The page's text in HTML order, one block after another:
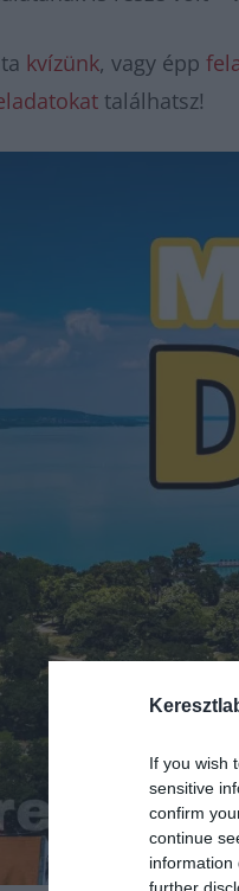
If you wish
sensitive
confirm
continue
information
kvízünk, vagy épp
találhatsz!